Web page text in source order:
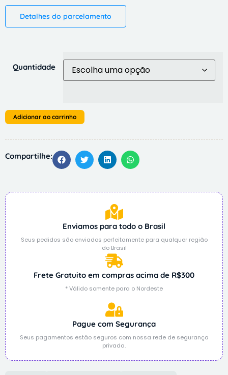
Detalhes do parcelamento
Quantidade
Adicionar ao carrinho
Compartilhe:
Enviamos para todo o Brasil
Seus pedidos são enviados perfeitamente para qualquer região
do Brasil
Frete Gratuito em compras acima de R$300
* Válido somente para o Nordeste
Pague com Segurança
Seus pagamentos estão seguros com nossa rede de segurança
privada.